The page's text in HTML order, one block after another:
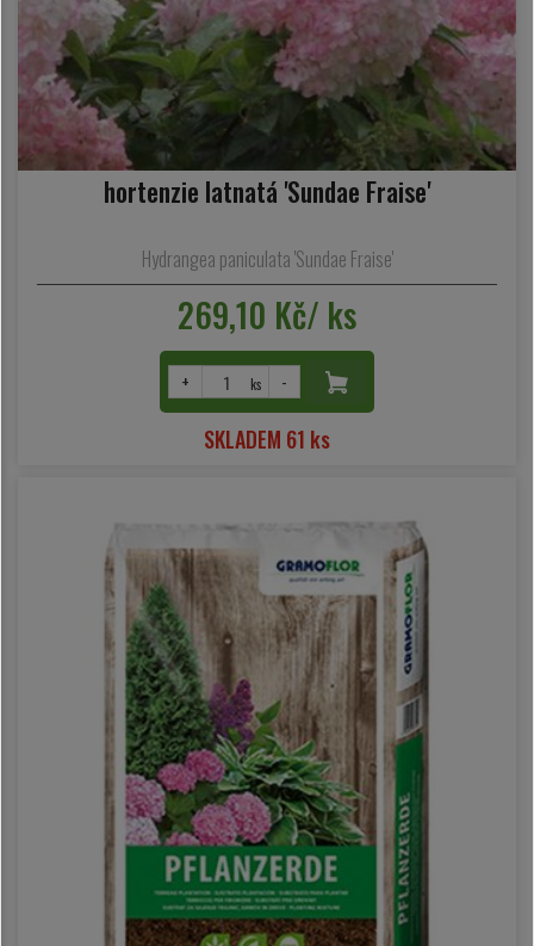
hortenzie latnatá 'Sundae Fraise'
Hydrangea paniculata 'Sundae Fraise'
269,10 Kč/ ks
+ ks -
SKLADEM 61 ks